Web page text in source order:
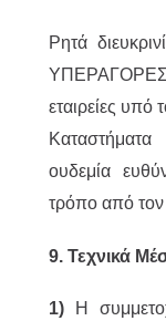
Ρητά
εταιρείες
ουδεμία
τρόπο από
9. Τεχνικά
1) Η